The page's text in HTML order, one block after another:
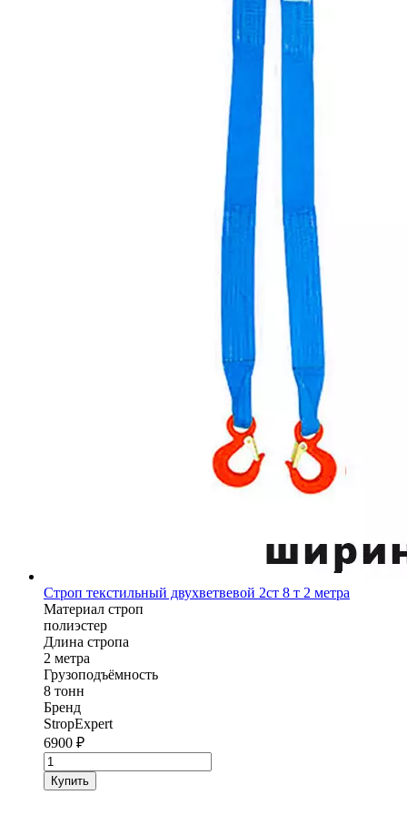
Строп текстильный двухветвевой 2ст 8 т 2 метра
Материал строп
полиэстер
Длина стропа
2 метра
Грузоподъёмность
8 тонн
Бренд
StropExpert
6900 ₽
Количество
товара
Строп
Купить